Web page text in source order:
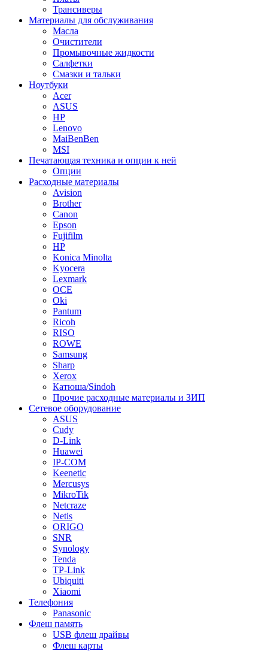
Трансиверы
Материалы для обслуживания
Масла
Очистители
Промывочные жидкости
Салфетки
Смазки и тальки
Ноутбуки
Acer
ASUS
HP
Lenovo
MaiBenBen
MSI
Печатающая техника и опции к ней
Опции
Расходные материалы
Avision
Brother
Canon
Epson
Fujifilm
HP
Konica Minolta
Kyocera
Lexmark
OCE
Oki
Pantum
Ricoh
RISO
ROWE
Samsung
Sharp
Xerox
Катюша/Sindoh
Прочие расходные материалы и ЗИП
Сетевое оборудование
ASUS
Cudy
D-Link
Huawei
IP-COM
Keenetic
Mercusys
MikroTik
Netcraze
Netis
ORIGO
SNR
Synology
Tenda
TP-Link
Ubiquiti
Xiaomi
Телефония
Panasonic
Флеш память
USB флеш драйвы
Флеш карты